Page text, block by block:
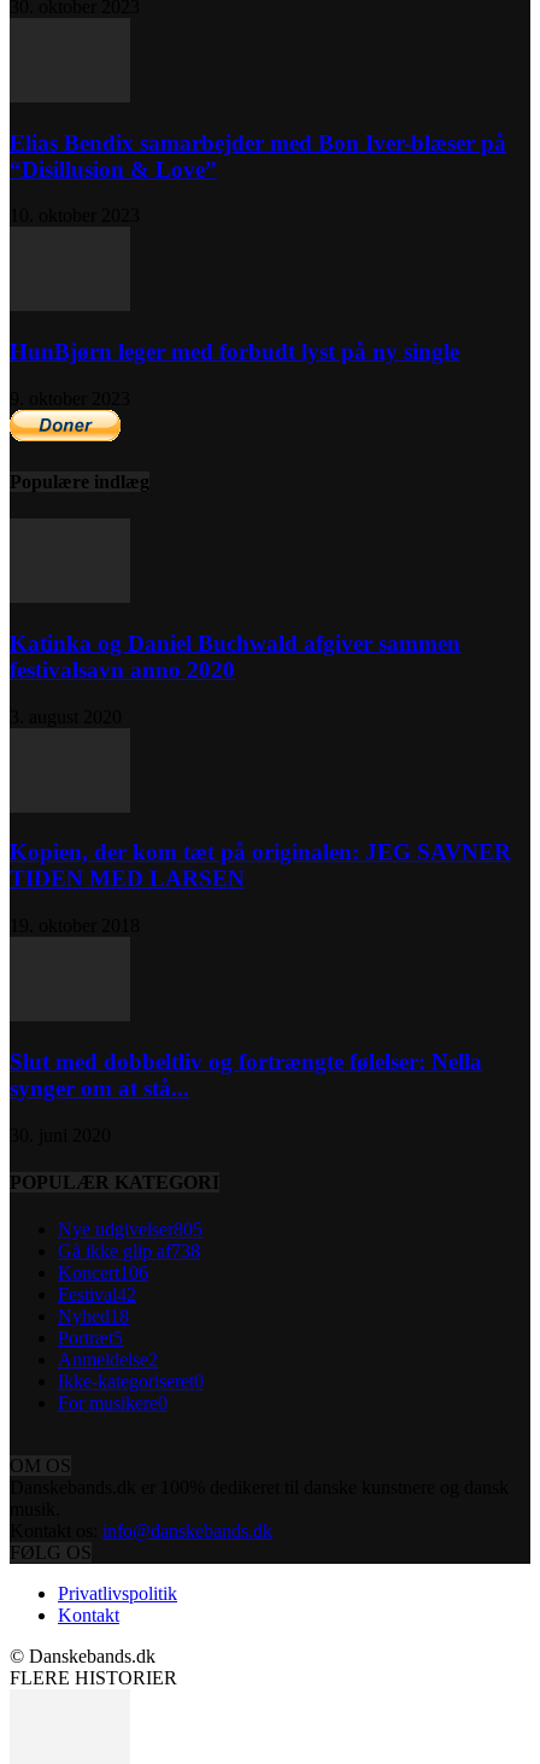
Elias Bendix samarbejder med Bon Iver-blæser på
“Disillusion & Love”
HunBjørn leger med forbudt lyst på ny single
Populære indlæg
Katinka og Daniel Buchwald afgiver sammen
festivalsavn anno 2020
Kopien, der kom tæt på originalen: JEG SAVNER
TIDEN MED LARSEN
Slut med dobbeltliv og fortrængte følelser: Nella
synger om at stå...
POPULÆR KATEGORI
Nye udgivelser805
Gå ikke glip af738
Koncert106
Festival42
Nyhed18
Portræt5
Anmeldelse2
Ikke-kategoriseret0
For musikere0
OM OS
info@danskebands.dk
FØLG OS
Privatlivspolitik
Kontakt
© Danskebands.dk
FLERE HISTORIER